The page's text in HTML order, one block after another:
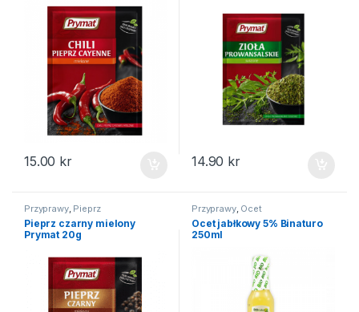
15.00 kr 14.90 kr
Przyprawy, Pieprz
Pieprz czarny mielony
Prymat 20g
Przyprawy, Ocet
Ocet jabłkowy 5% Binaturo
250ml